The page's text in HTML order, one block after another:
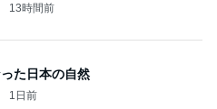
13時間前
た日本の自然
1日前